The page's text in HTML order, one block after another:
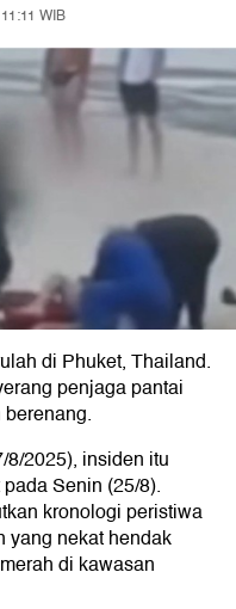
WIB
di Phuket, Thailand.
penjaga pantai
8/2025), insiden itu
Senin (25/8).
kronologi peristiwa
yang nekat hendak
di kawasan